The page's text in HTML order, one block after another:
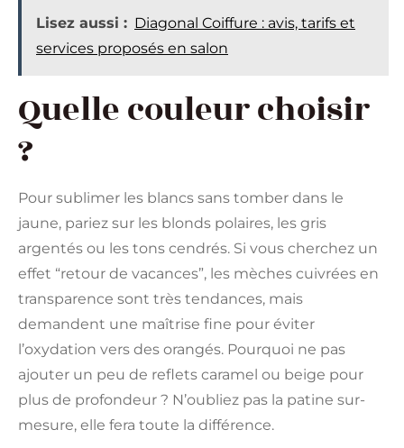
Lisez aussi : Diagonal Coiffure : avis, tarifs et
services proposés en salon
Quelle couleur choisir
?
Pour sublimer les blancs sans tomber dans le
jaune, pariez sur les blonds polaires, les gris
argentés ou les tons cendrés. Si vous cherchez un
effet “retour de vacances”, les mèches cuivrées en
transparence sont très tendances, mais
demandent une maîtrise fine pour éviter
l’oxydation vers des orangés. Pourquoi ne pas
ajouter un peu de reflets caramel ou beige pour
plus de profondeur ? N’oubliez pas la patine sur-
mesure, elle fera toute la différence.